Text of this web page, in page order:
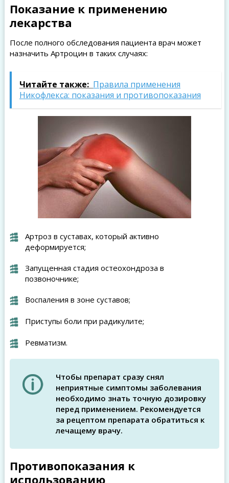
Показание к применению
лекарства
После полного обследования пациента врач может
назначить Артроцин в таких случаях:
Читайте также: Правила применения
Никофлекса: показания и противопоказания
Артроз в суставах, который активно
деформируется;
Запущенная стадия остеохондроза в
позвоночнике;
Воспаления в зоне суставов;
Приступы боли при радикулите;
Ревматизм.
Чтобы препарат сразу снял
неприятные симптомы заболевания
необходимо знать точную дозировку
перед применением. Рекомендуется
за рецептом препарата обратиться к
лечащему врачу.
Противопоказания к
использованию